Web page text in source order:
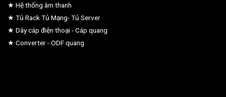
★ Hệ thống âm thanh
★ Tủ Rack Tủ Mạng- Tủ Server
★ Dây cáp điện thoại - Cáp quang
★ Converter - ODF quang